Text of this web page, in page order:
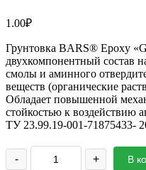
1.00₽
Грунтовка BARS® Epoxy
двухкомпонентный состав
смолы и аминного
веществ (органические
Обладает повышенной
стойкостью к воздействию
ТУ 23.99.19-001-71875433-
- + В